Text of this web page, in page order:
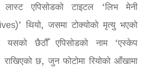
लास्ट एपिसोडको टाइटल ‘लिभ मेनी
थियो, जसमा टोक्योको मृत्यु भएको
यसको छैठौँ एपिसोडको नाम ‘एस्केप
छ, जुन फोटोमा रियोको आँखामा